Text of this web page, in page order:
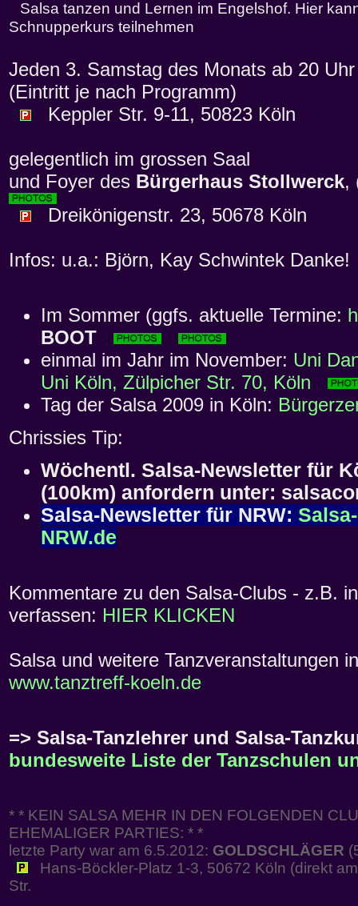
Salsa tanzen und Lernen im Engelshof. Hier
Schnupperkurs teilnehmen
Jeden 3. Samstag des Monats ab 20
(Eintritt je nach Programm)
Keppler Str. 9-11, 50823 Köln
gelegentlich im grossen Saal
und Foyer des Bürgerhaus Stollwerck,
Dreikönigenstr. 23, 50678 Köln
Infos: u.a.: Björn, Kay Schwintek Danke!
Im Sommer (ggfs. aktuelle Termine:
BOOT
einmal im Jahr im November: Uni
Uni Köln, Zülpicher Str. 70, Köln
Tag der Salsa 2009 in Köln:
Chrissies Tip:
Wöchentl. Salsa-Newsletter für
(100km) anfordern unter:
Salsa-Newsletter für NRW:
NRW.de
Kommentare zu den Salsa-Clubs - z.B.
verfassen: HIER KLICKEN
Salsa und weitere Tanzveranstaltungen
www.tanztreff-koeln.de
=> Salsa-Tanzlehrer und Salsa-
bundesweite Liste der Tanzschulen
* * KEIN SALSA MEHR IN DEN FOLGENDEN
EHEMALIGER PARTIES: * *
letzte Party war am 6.5.2012: GOLDSCHLÄGER
Hans-Böckler-Platz 1-3, 50672 Köln (direkt
Str.